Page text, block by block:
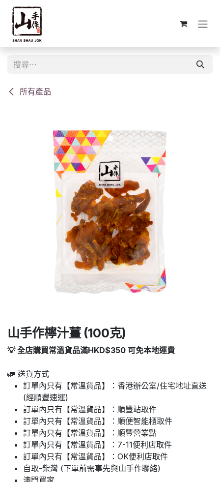
跳至內容
所有產品
山手作檸汁薑 (100克)
💡 全店購買常溫貨品滿HKD$350 可免本地運費
🚛 送貨方式
訂單內只有【常溫貨品】：香港辦公室/住宅地址直送
(經順豐速運)
訂單內只有【常溫貨品】：順豐站取件
訂單內只有【常溫貨品】：順便智能櫃取件
訂單內只有【常溫貨品】：順豐營業點
訂單內只有【常溫貨品】：7-11便利店取件
訂單內只有【常溫貨品】：OK便利店取件
自取-柴灣 (下單前需事先與山手作聯絡)
澳門買家